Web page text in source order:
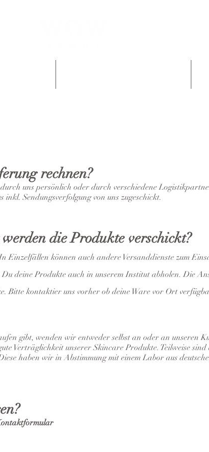
rechnen?
uns persönlich oder durch verschiedene
Sendungsverfolgung von uns zugeschickt.
die Produkte verschickt?
können auch andere Versanddienste zum
deine Produkte auch in unserem Institut abholen. Die
Bitte kontaktier uns vorher ob deine Ware vor Ort
gibt, wenden wir entweder selbst an oder an unseren
Verträglichkeit unserer Skincare Produkte. Teilweise
haben wir in Abstimmung mit einem Labor aus